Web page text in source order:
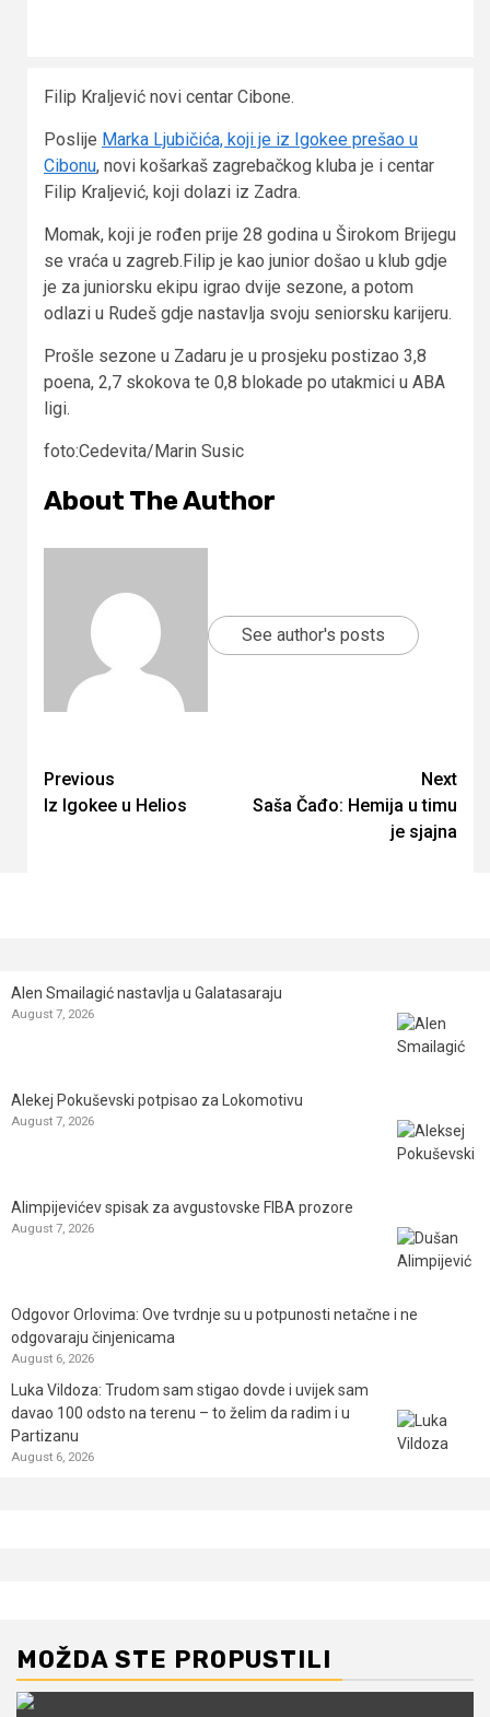
Filip Kraljević novi centar Cibone.
Poslije Marka Ljubičića, koji je iz Igokee prešao u
Cibonu, novi košarkaš zagrebačkog kluba je i centar
Filip Kraljević, koji dolazi iz Zadra.
Momak, koji je rođen prije 28 godina u Širokom Brijegu
se vraća u zagreb.Filip je kao junior došao u klub gdje
je za juniorsku ekipu igrao dvije sezone, a potom
odlazi u Rudeš gdje nastavlja svoju seniorsku karijeru.
Prošle sezone u Zadaru je u prosjeku postizao 3,8
poena, 2,7 skokova te 0,8 blokade po utakmici u ABA
ligi.
foto:Cedevita/Marin Susic
About The Author
See author's posts
Continue
Reading
Previous
Iz Igokee u Helios
Next
Saša Čađo: Hemija u timu
je sjajna
Alen Smailagić nastavlja u Galatasaraju
August 7, 2026
Alekej Pokuševski potpisao za Lokomotivu
August 7, 2026
Alimpijevićev spisak za avgustovske FIBA prozore
August 7, 2026
Odgovor Orlovima: ​Ove tvrdnje su u potpunosti netačne i ne
odgovaraju činjenicama
August 6, 2026
Luka Vildoza: Trudom sam stigao dovde i uvijek sam
davao 100 odsto na terenu – to želim da radim i u
Partizanu
August 6, 2026
MOŽDA STE PROPUSTILI